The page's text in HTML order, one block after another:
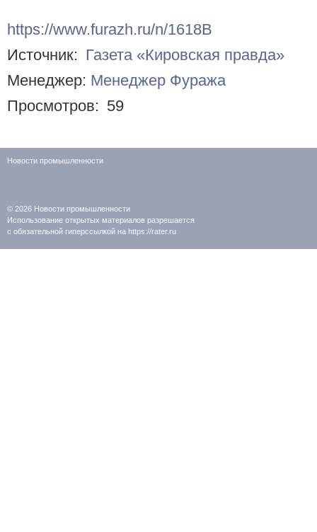
https://www.furazh.ru/n/1618B
Источник: Газета «Кировская правда»
Менеджер: Менеджер Фуража
Просмотров: 59
Новости промышленности
© 2026 Новости промышленности
Использование открытых материалов разрешается
с обязательной гиперссылкой на https://rater.ru